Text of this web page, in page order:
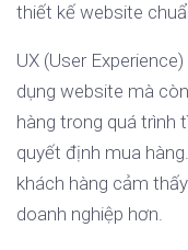
thiết kế website
UX (User
dụng website mà
hàng trong quá trình
quyết định mua
khách hàng cảm
doanh nghiệp hơn.